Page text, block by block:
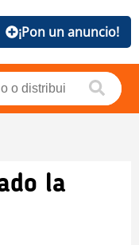
¡Pon un anuncio!
la